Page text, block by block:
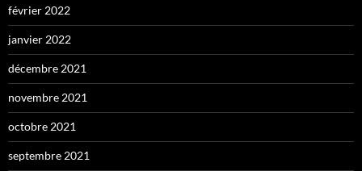
février 2022
janvier 2022
décembre 2021
novembre 2021
octobre 2021
septembre 2021